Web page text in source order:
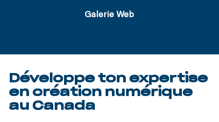
Galerie Web
Développe ton expertise
en création numérique
au Canada